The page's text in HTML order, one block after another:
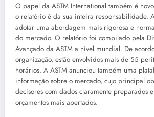
O papel da ASTM International também é
o relatório é da sua inteira responsabilidade.
adotar uma abordagem mais rigorosa e
do mercado. O relatório foi compilado pela
Avançado da ASTM a nível mundial. De
organização, estão envolvidos mais de 55
horários. A ASTM anunciou também uma
informação sobre o mercado, cujo principal
decisores com dados claramente preparados
orçamentos mais apertados.